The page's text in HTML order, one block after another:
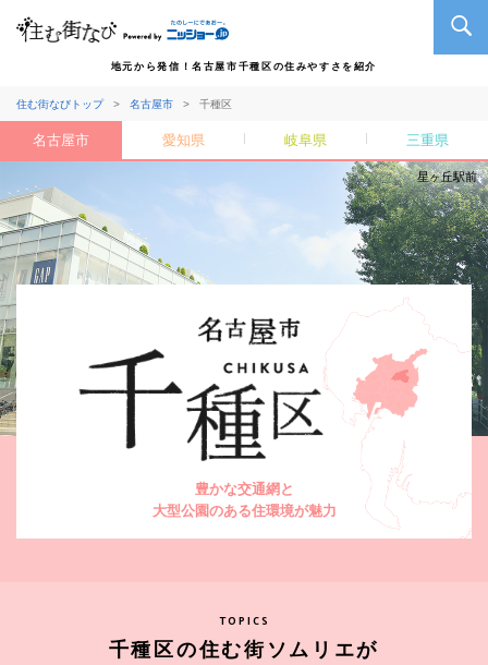
地元から発信！名古屋市千種区の住みやすさを紹介
住む街なびトップ 名古屋市 千種区
名古屋市 愛知県 岐阜県 三重県
豊かな交通網と
大型公園のある住環境が魅力
星ヶ丘駅前
TOPICS
千種区の住む街ソムリエが